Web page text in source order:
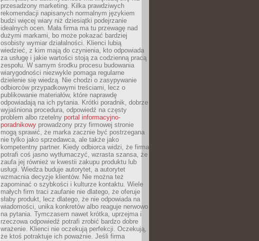
przesadzony marketing. Kilka prawdziwych
rekomendacji napisanych normalnym językiem
budzi więcej wiary niż dziesiątki podejrzanie
idealnych ocen. Mała firma ma tu przewagę nad
dużymi markami, bo może pokazać bardziej
osobisty wymiar działalności. Klienci lubią
wiedzieć, z kim mają do czynienia, kto odpowiada
za usługę i jakie wartości stoją za codzienną pracą
zespołu. W samym środku procesu budowania
wiarygodności niezwykle pomaga regularne
dzielenie się wiedzą. Nie chodzi o zasypywanie
odbiorców przypadkowymi treściami, lecz o
publikowanie materiałów, które naprawdę
odpowiadają na ich pytania. Krótki poradnik, dobrze
wyjaśniona procedura, odpowiedź na częsty
problem albo rzetelny portal informacyjno-
poradnikowy prowadzony przy firmowej stronie
mogą sprawić, że marka zacznie być postrzegana
nie tylko jako sprzedawca, ale także jako
kompetentny partner. Kiedy odbiorca widzi, że firma
potrafi coś jasno wytłumaczyć, wzrasta szansa, że
zaufa jej również w kwestii zakupu produktu lub
usługi. Wiedza buduje autorytet, a autorytet
wzmacnia decyzje klientów. Nie można też
zapominać o szybkości i kulturze kontaktu. Wiele
małych firm traci zaufanie nie dlatego, że oferuje
słaby produkt, lecz dlatego, że nie odpowiada na
wiadomości, unika konkretów albo reaguje nerwowo
na pytania. Tymczasem nawet krótka, uprzejma i
rzeczowa odpowiedź potrafi zrobić bardzo dobre
wrażenie. Klienci nie oczekują perfekcji. Oczekują,
że ktoś potraktuje ich poważnie. Jeśli firma